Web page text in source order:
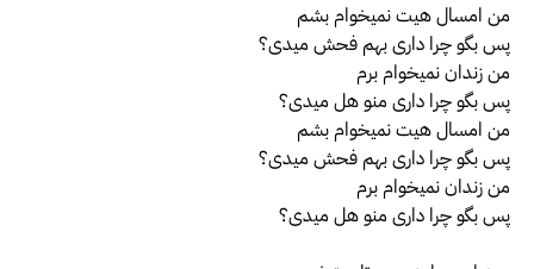
من امسال هیت نمیخوام بشم
پس بگو چرا داری بهم فحش میدی؟
من زندان نمیخوام برم
پس بگو چرا داری منو هل میدی؟
من امسال هیت نمیخوام بشم
پس بگو چرا داری بهم فحش میدی؟
من زندان نمیخوام برم
پس بگو چرا داری منو هل میدی؟